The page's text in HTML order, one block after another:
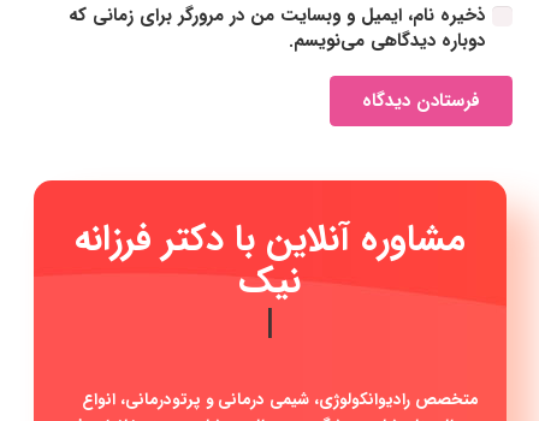
ذخیره نام، ایمیل و وبسایت من در مرورگر برای زمانی که
دوباره دیدگاهی می‌نویسم.
فرستادن دیدگاه
مشاوره آنلاین با دکتر|
متخصص رادیوانکولوژی، شیمی درمانی و پرتودرمانی، انواع
سرطان‌ها مشاوره پیشگیری سرطان، مشاوره جهت خانواده فرد